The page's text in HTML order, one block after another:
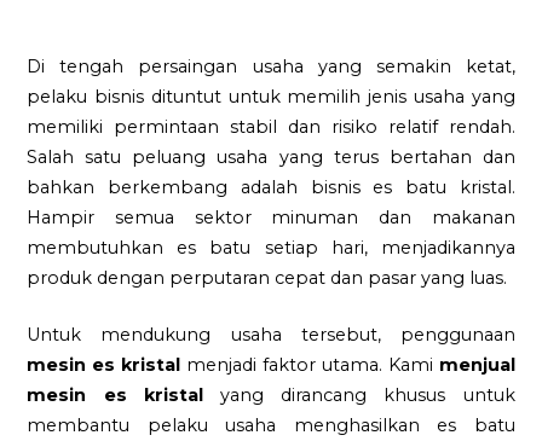
Di tengah persaingan usaha yang semakin ketat,
pelaku bisnis dituntut untuk memilih jenis usaha yang
memiliki permintaan stabil dan risiko relatif rendah.
Salah satu peluang usaha yang terus bertahan dan
bahkan berkembang adalah bisnis es batu kristal.
Hampir semua sektor minuman dan makanan
membutuhkan es batu setiap hari, menjadikannya
produk dengan perputaran cepat dan pasar yang luas.
Untuk mendukung usaha tersebut, penggunaan
mesin es kristal menjadi faktor utama. Kami menjual
mesin es kristalyang dirancang khusus untuk
membantu pelaku usaha menghasilkan es batu